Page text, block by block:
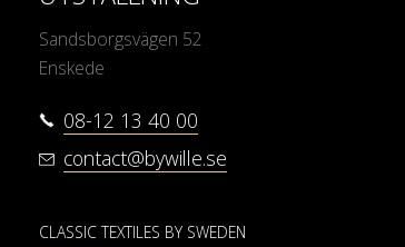
Sandsborgsvägen 52
Enskede
08-12 13 40 00
contact@bywille.se
CLASSIC TEXTILES BY SWEDEN